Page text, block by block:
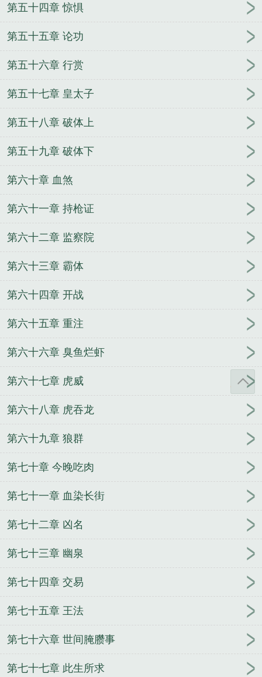
第五十四章 惊惧
第五十五章 论功
第五十六章 行赏
第五十七章 皇太子
第五十八章 破体上
第五十九章 破体下
第六十章 血煞
第六十一章 持枪证
第六十二章 监察院
第六十三章 霸体
第六十四章 开战
第六十五章 重注
第六十六章 臭鱼烂虾
第六十七章 虎威
第六十八章 虎吞龙
第六十九章 狼群
第七十章 今晚吃肉
第七十一章 血染长街
第七十二章 凶名
第七十三章 幽泉
第七十四章 交易
第七十五章 王法
第七十六章 世间腌臜事
第七十七章 此生所求